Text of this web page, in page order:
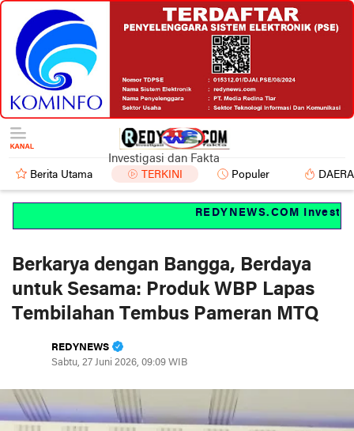
Investigasi dan Fakta
Berita Utama TERKINI Populer
REDYNEWS.COM
Berkarya dengan Bangga, Berdaya
untuk Sesama: Produk WBP Lapas
Tembilahan Tembus Pameran MTQ
REDYNEWS
Sabtu, 27 Juni 2026, 09:09 WIB